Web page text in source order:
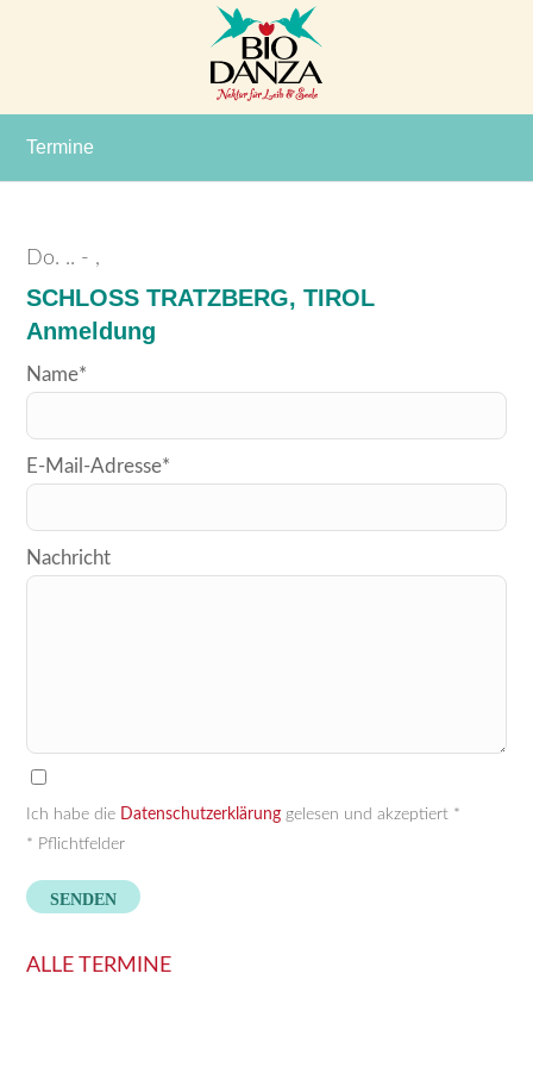
Termine
Do. .. - ,
SCHLOSS TRATZBERG, TIROL
Anmeldung
Bitte
dieses
Feld
Name*
E-Mail-Adresse*
Nachricht
Ich habe die Datenschutzerklärung gelesen und akzeptiert *
* Pflichtfelder
ALLE TERMINE